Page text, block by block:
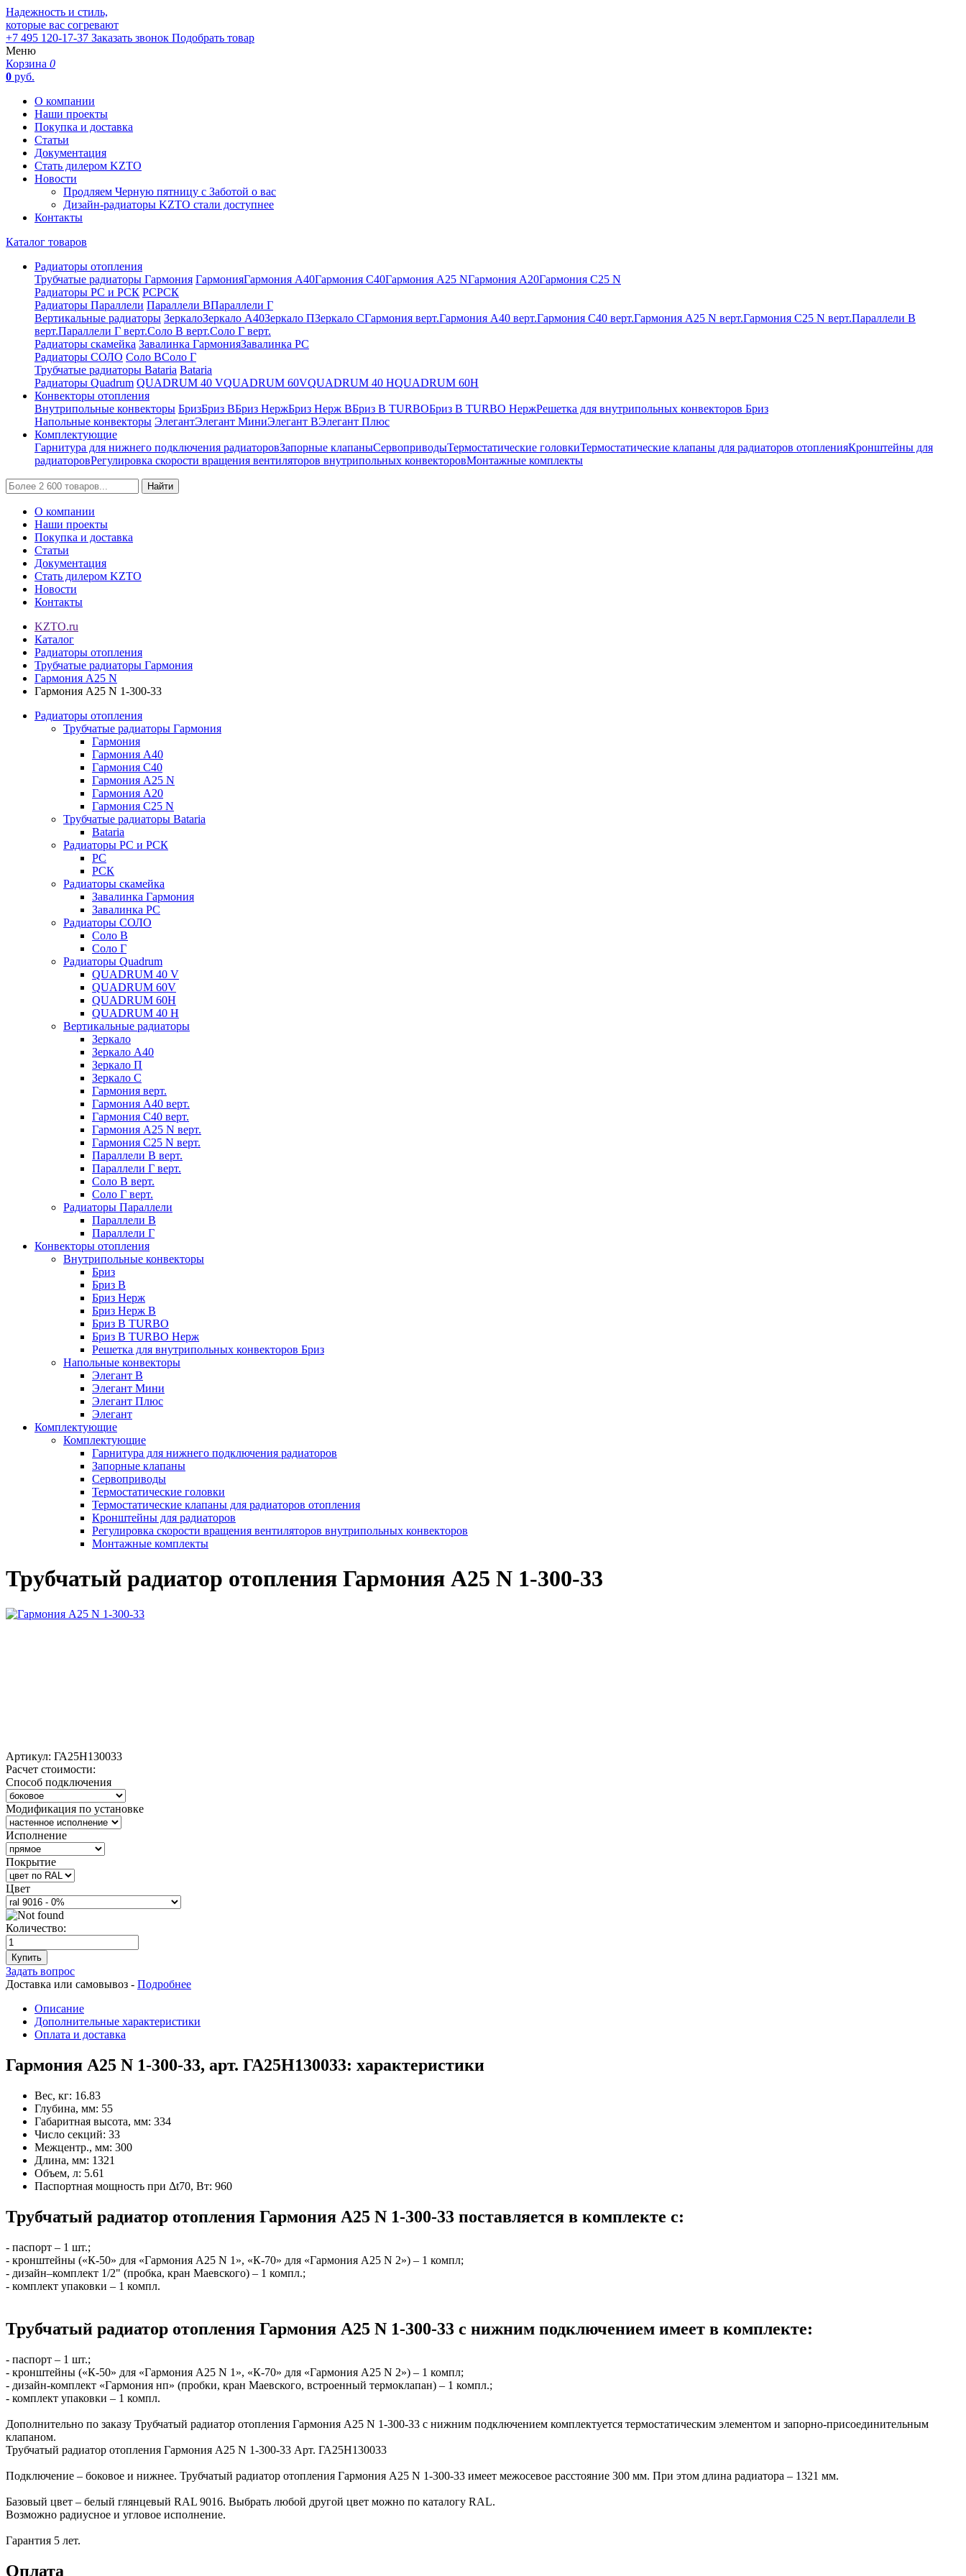
Надежность и стиль,
которые вас согревают
+7 495 120-17-37 Заказать звонок Подобрать товар
Меню
Корзина 0
0 руб.
О компании
Наши проекты
Покупка и доставка
Статьи
Документация
Стать дилером KZTO
Новости
Продляем Черную пятницу с Заботой о вас
Дизайн-радиаторы KZTO стали доступнее
Контакты
Каталог товаров
Радиаторы отопления
Трубчатые радиаторы Гармония ГармонияГармония А40Гармония С40Гармония А25 NГармония А20Гармония С25 N
Радиаторы РС и РСК РСРСК
Радиаторы Параллели Параллели ВПараллели Г
Вертикальные радиаторы ЗеркалоЗеркало А40Зеркало ПЗеркало СГармония верт.Гармония А40 верт.Гармония С40 верт.Гармония А25 N верт.Гармония С25 N верт.Параллели В
верт.Параллели Г верт.Соло В верт.Соло Г верт.
Радиаторы скамейка Завалинка ГармонияЗавалинка РС
Радиаторы СОЛО Соло ВСоло Г
Трубчатые радиаторы Bataria Bataria
Радиаторы Quadrum QUADRUM 40 VQUADRUM 60VQUADRUM 40 HQUADRUM 60H
Конвекторы отопления
Внутрипольные конвекторы БризБриз ВБриз НержБриз Нерж ВБриз В TURBOБриз В TURBO НержРешетка для внутрипольных конвекторов Бриз
Напольные конвекторы ЭлегантЭлегант МиниЭлегант ВЭлегант Плюс
Комплектующие
Гарнитура для нижнего подключения радиаторовЗапорные клапаныСервоприводыТермостатические головкиТермостатические клапаны для радиаторов отопленияКронштейны для
радиаторовРегулировка скорости вращения вентиляторов внутрипольных конвекторовМонтажные комплекты
Найти
О компании
Наши проекты
Покупка и доставка
Статьи
Документация
Стать дилером KZTO
Новости
Контакты
KZTO.ru
Каталог
Радиаторы отопления
Трубчатые радиаторы Гармония
Гармония А25 N
Гармония А25 N 1-300-33
Радиаторы отопления
Трубчатые радиаторы Гармония
Гармония
Гармония А40
Гармония С40
Гармония А25 N
Гармония А20
Гармония С25 N
Трубчатые радиаторы Bataria
Bataria
Радиаторы РС и РСК
РС
РСК
Радиаторы скамейка
Завалинка Гармония
Завалинка РС
Радиаторы СОЛО
Соло В
Соло Г
Радиаторы Quadrum
QUADRUM 40 V
QUADRUM 60V
QUADRUM 60H
QUADRUM 40 H
Вертикальные радиаторы
Зеркало
Зеркало А40
Зеркало П
Зеркало С
Гармония верт.
Гармония А40 верт.
Гармония С40 верт.
Гармония А25 N верт.
Гармония С25 N верт.
Параллели В верт.
Параллели Г верт.
Соло В верт.
Соло Г верт.
Радиаторы Параллели
Параллели В
Параллели Г
Конвекторы отопления
Внутрипольные конвекторы
Бриз
Бриз В
Бриз Нерж
Бриз Нерж В
Бриз В TURBO
Бриз В TURBO Нерж
Решетка для внутрипольных конвекторов Бриз
Напольные конвекторы
Элегант В
Элегант Мини
Элегант Плюс
Элегант
Комплектующие
Комплектующие
Гарнитура для нижнего подключения радиаторов
Запорные клапаны
Сервоприводы
Термостатические головки
Термостатические клапаны для радиаторов отопления
Кронштейны для радиаторов
Регулировка скорости вращения вентиляторов внутрипольных конвекторов
Монтажные комплекты
Трубчатый радиатор отопления Гармония А25 N 1-300-33
Артикул: ГА25Н130033
Расчет стоимости:
Способ подключения
Модификация по установке
Исполнение
Покрытие
Цвет
Количество:
Купить
Задать вопрос
Доставка или самовывоз - Подробнее
Описание
Дополнительные характеристики
Оплата и доставка
Гармония А25 N 1-300-33, арт. ГА25Н130033: характеристики
Вес, кг: 16.83
Глубина, мм: 55
Габаритная высота, мм: 334
Число секций: 33
Межцентр., мм: 300
Длина, мм: 1321
Объем, л: 5.61
Паспортная мощность при Δt70, Вт: 960
Трубчатый радиатор отопления Гармония А25 N 1-300-33 поставляется в комплекте с:
- паспорт – 1 шт.;
- кронштейны («К-50» для «Гармония А25 N 1», «К-70» для «Гармония А25 N 2») – 1 компл;
- дизайн–комплект 1/2" (пробка, кран Маевского) – 1 компл.;
- комплект упаковки – 1 компл.
Трубчатый радиатор отопления Гармония А25 N 1-300-33 с нижним подключением имеет в комплекте:
- паспорт – 1 шт.;
- кронштейны («К-50» для «Гармония А25 N 1», «К-70» для «Гармония А25 N 2») – 1 компл;
- дизайн-комплект «Гармония нп» (пробки, кран Маевского, встроенный термоклапан) – 1 компл.;
- комплект упаковки – 1 компл.
Дополнительно по заказу Трубчатый радиатор отопления Гармония А25 N 1-300-33 с нижним подключением комплектуется термостатическим элементом и запорно-присоединительным
клапаном.
Трубчатый радиатор отопления Гармония А25 N 1-300-33 Арт. ГА25Н130033
Подключение – боковое и нижнее. Трубчатый радиатор отопления Гармония А25 N 1-300-33 имеет межосевое расстояние 300 мм. При этом длина радиатора – 1321 мм.
Базовый цвет – белый глянцевый RAL 9016. Выбрать любой другой цвет можно по каталогу RAL.
Возможно радиусное и угловое исполнение.
Гарантия 5 лет.
Оплата